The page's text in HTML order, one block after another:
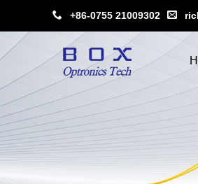
+86-0755 21009302